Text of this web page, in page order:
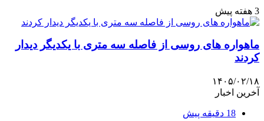
3 هفته پیش
ماهواره های روسی از فاصله سه متری با یکدیگر دیدار
کردند
۱۴۰۵/۰۲/۱۸
آخرین اخبار
18 دقیقه پیش